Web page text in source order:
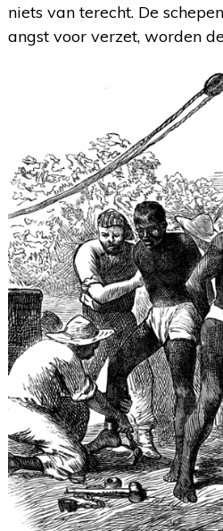
niets van terecht. De
angst voor verzet, worden